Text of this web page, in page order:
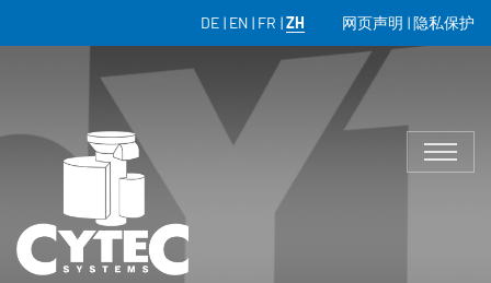
DE EN FR ZH 网页声明 隐私保护